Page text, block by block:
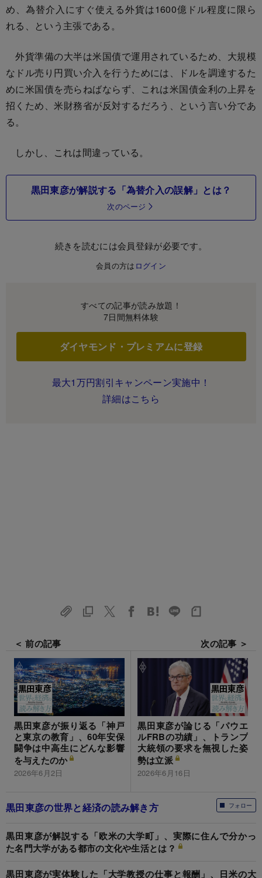
め、為替介入にすぐ使える外貨は1600億ドル程度に限ら
れる、という主張である。
外貨準備の大半は米国債で運用されているため、大規模
なドル売り円買い介入を行うためには、ドルを調達するた
めに米国債を売らねばならず、これは米国債金利の上昇を
招くため、米財務省が反対するだろう、という言い分であ
る。
しかし、これは間違っている。
黒田東彦が解説する「為替介入の誤解」とは？
次のページ
続きを読むには会員登録が必要です。
会員の方は ログイン
すべての記事が読み放題！
7日間無料体験
ダイヤモンド・プレミアムに登録
最大1万円割引キャンペーン実施中！
詳細はこちら
＜ 前の記事
黒田東彦が振り返る「神戸
と東京の教育」、60年安保
闘争は中高生にどんな影響
を与えたのか
2026年6月2日
次の記事 ＞
黒田東彦が論じる「パウエ
ルFRBの功績」、トランプ
大統領の要求を無視した姿
勢は立派
2026年6月16日
フォロー
黒田東彦の世界と経済の読み解き方
黒田東彦が解説する「欧米の大学町」、実際に住んで分かっ
た名門大学がある都市の文化や生活とは？
黒田東彦が実体験した「大学教授の仕事と報酬」、日米の大